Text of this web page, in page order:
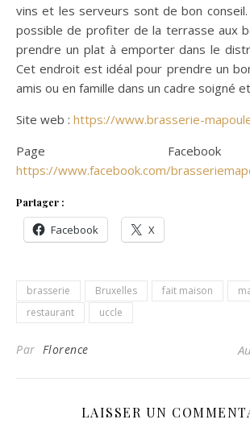
vins et les serveurs sont de bon
possible de profiter de la terrasse aux
prendre un plat à emporter dans le
Cet endroit est idéal pour prendre un
amis ou en famille dans un cadre soigné
Site web : https://www.brasserie-
Page
https://www.facebook.com/
Partager :
Facebook X
brasserie Bruxelles fait maison
restaurant
uccle
Par Florence
LAISSER UN